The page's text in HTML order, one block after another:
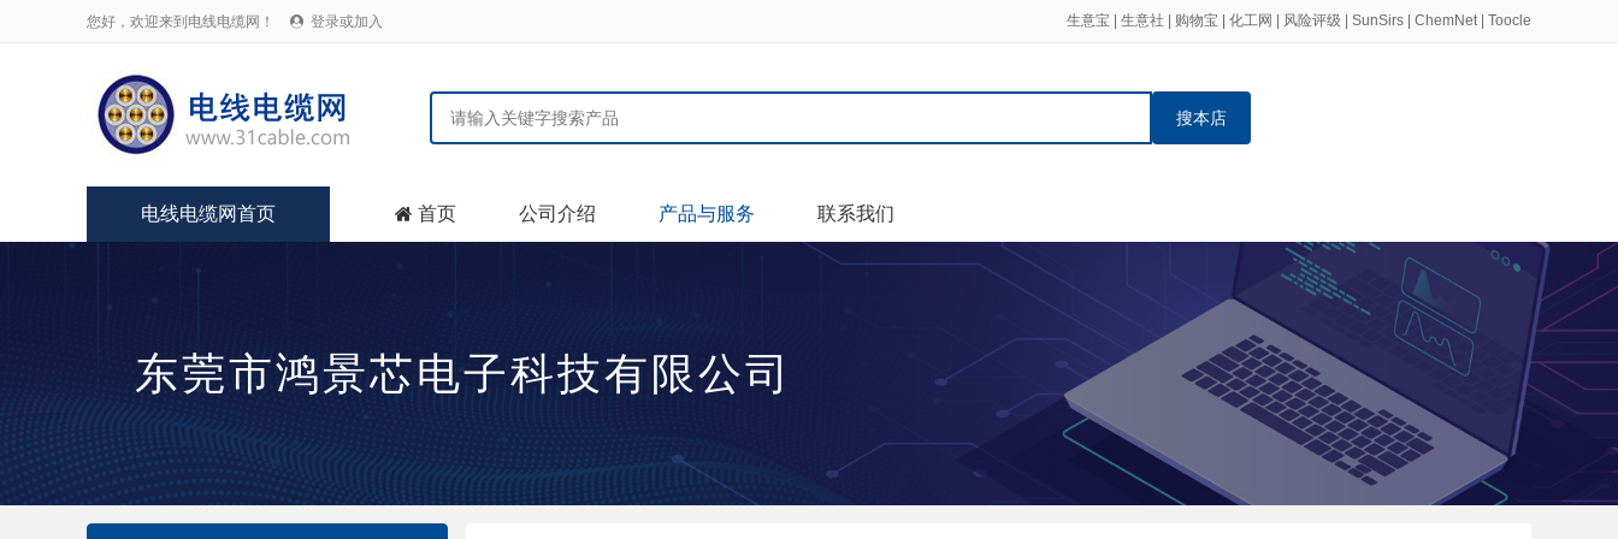
您好，欢迎来到电线电缆网！  登录或加入 生意宝 生意社 购物宝 化工网 风险评级 SunSirs ChemNet| Toocle
搜本店
电线电缆网首页  首页 公司介绍 产品与服务 联系我们
东莞市鸿景芯电子科技有限公司